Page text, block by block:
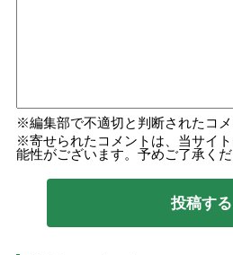
編集部で不適切と判断されたコ
寄せられたコメントは、当サイ
能性がございます。予めご了承くだ